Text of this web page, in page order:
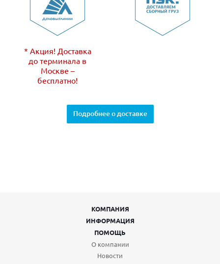
* Акция! Доставка
до терминала в
Москве –
бесплатно!
Подробнее о доставке
КОМПАНИЯ
ИНФОРМАЦИЯ
ПОМОЩЬ
О компании
Новости